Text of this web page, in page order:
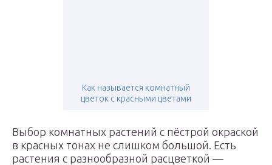
Как называется комнатный
цветок с красными цветами
Выбор комнатных растений с пёстрой окраской
в красных тонах не слишком большой. Есть
растения с разнообразной расцветкой —